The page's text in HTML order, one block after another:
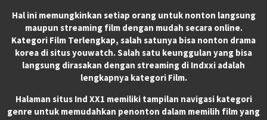
Hal ini memungkinkan setiap orang untuk nonton langsung
maupun streaming film dengan mudah secara online.
Kategori Film Terlengkap, salah satunya bisa nonton drama
korea di situs youwatch. Salah satu keunggulan yang bisa
langsung dirasakan dengan streaming di Indxxi adalah
lengkapnya kategori Film.
Halaman situs Ind XX1 memiliki tampilan navigasi kategori
genre untuk memudahkan penonton dalam memilih film yang